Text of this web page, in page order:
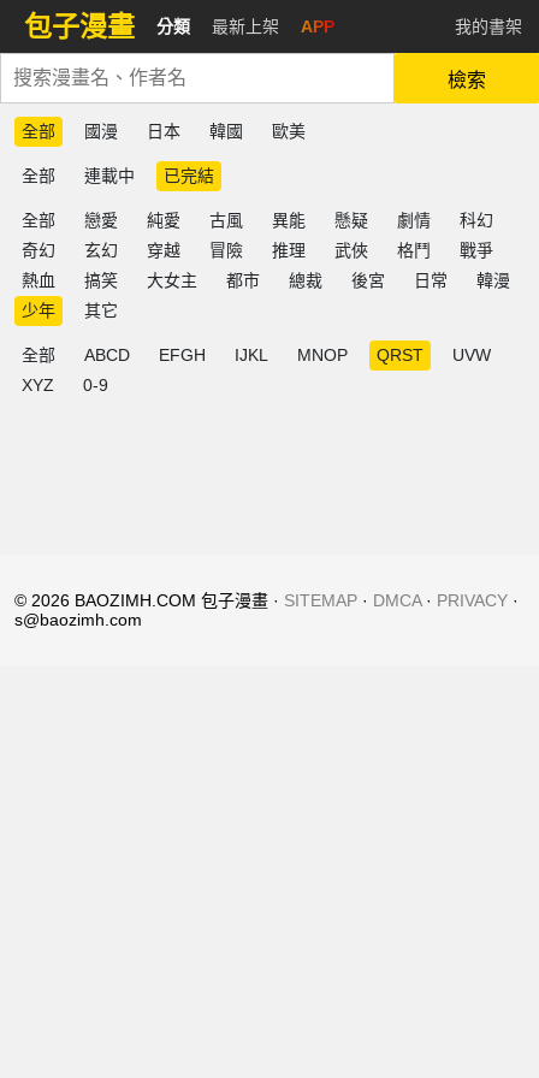
包子漫畫 分類 最新上架 APP 我的書架
檢索
全部 國漫 日本 韓國 歐美
全部 連載中 已完結
全部 戀愛 純愛 古風 異能 懸疑 劇情
科幻
奇幻
玄幻 穿越 冒險 推理 武俠 格鬥
戰爭
熱血
搞笑 大女主 都市 總裁 後宮 日常
韓漫
少年
其它
全部 ABCD EFGH IJKL MNOP QRST
UVW
XYZ
0-9
© 2026 BAOZIMH.COM 包子漫畫 · SITEMAP · DMCA· PRIVACY ·
s@baozimh.com